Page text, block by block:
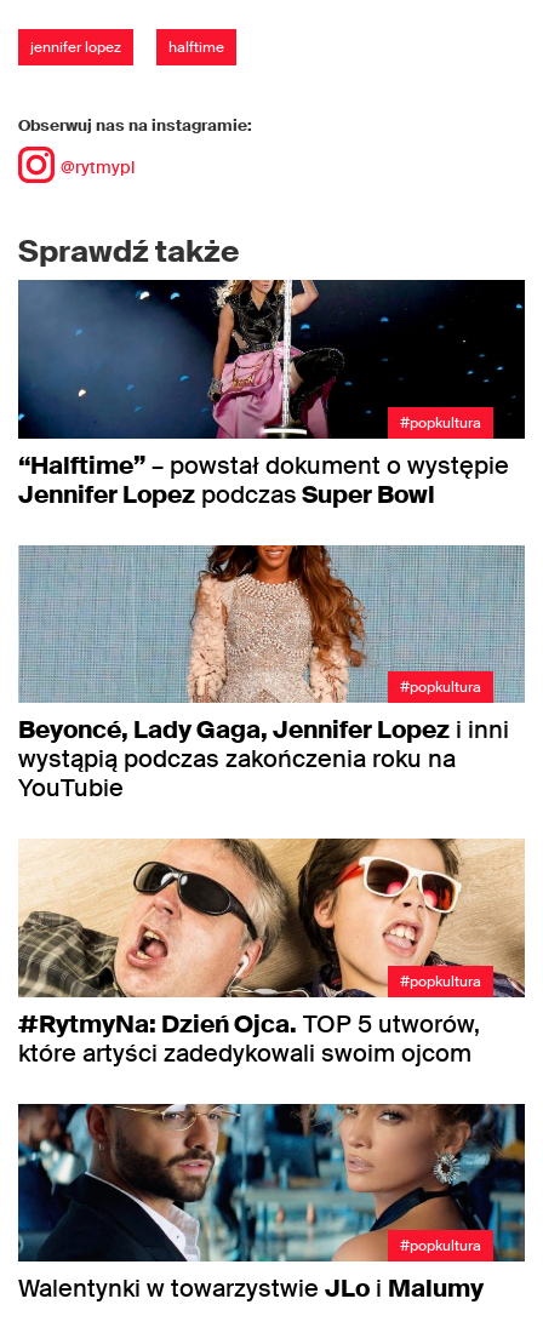
jennifer lopez halftime
Obserwuj nas na instagramie:
@rytmypl
Sprawdź także
#popkultura
“Halftime”– powstał dokument o występie
Jennifer Lopez podczasSuper Bowl
#popkultura
Beyoncé, Lady Gaga, Jennifer Lopez i inni
wystąpią podczas zakończenia roku na
YouTubie
#popkultura
#RytmyNa: Dzień Ojca. TOP 5 utworów,
które artyści zadedykowali swoim ojcom
#popkultura
Walentynki w towarzystwie JLo i Malumy